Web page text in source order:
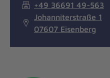
+49 36691 49-563
Johanniterstraße 1
07607 Eisenberg